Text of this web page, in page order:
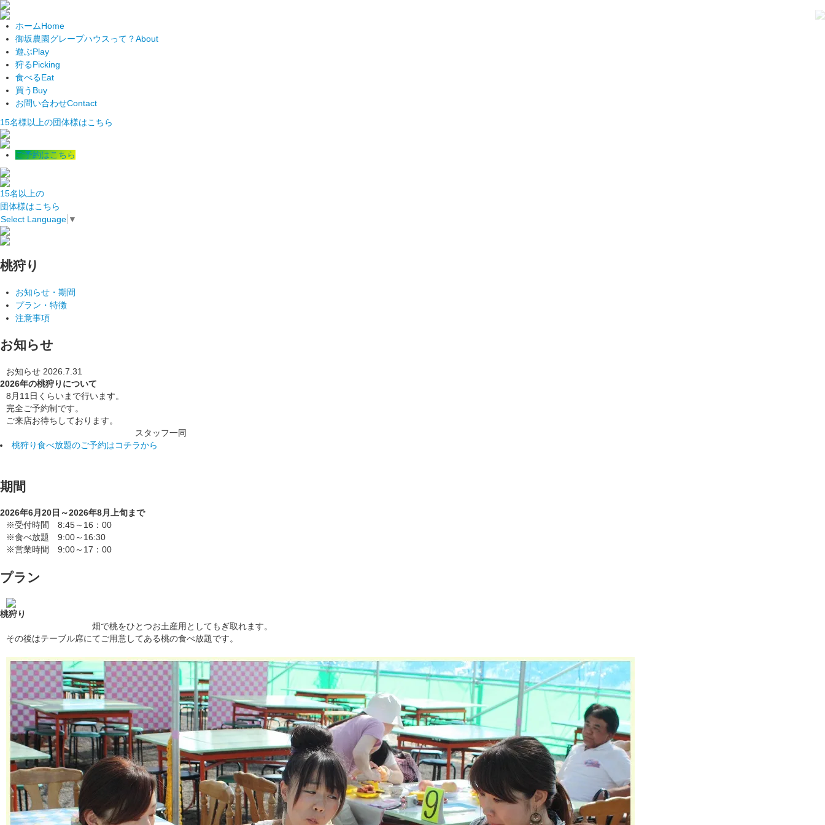
ホームHome
御坂農園グレープハウスって？About
遊ぶPlay
狩るPicking
食べるEat
買う Buy
お問い合わせContact
15名様以上の団体様はこちら
ご予約はこちら
15名以上の
団体様はこちら
Select Language ▼
桃狩り
お知らせ・期間
プラン・特徴
注意事項
お知らせ
お知らせ 2026.7.31
2026年の桃狩りについて
8月11日くらいまで行います。
完全ご予約制です。
ご来店お待ちしております。
スタッフ一同
桃狩り食べ放題のご予約はコチラから
期間
2026年6月20日～2026年8月上旬まで
※受付時間 8:45～16：00
※食べ放題 9:00～16:30
※営業時間 9:00～17：00
プラン
桃狩り
畑で桃をひとつお土産用としてもぎ取れます。
その後はテーブル席にてご用意してある桃の食べ放題です。